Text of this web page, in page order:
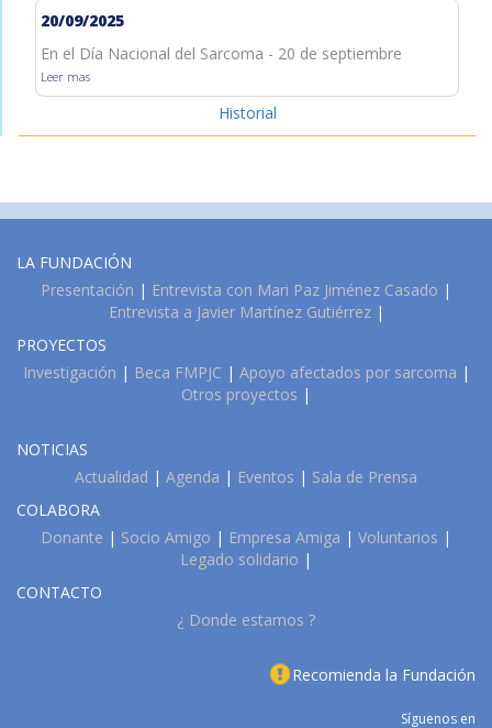
20/09/2025
En el Día Nacional del Sarcoma - 20 de septiembre
Leer mas
Historial
LA FUNDACIÓN
Presentación | Entrevista con Mari Paz Jiménez Casado |
Entrevista a Javier Martínez Gutiérrez|
PROYECTOS
Investigación | Beca FMPJC | Apoyo afectados por sarcoma |
Otros proyectos |
NOTICIAS
Actualidad | Agenda | Eventos | Sala de Prensa
COLABORA
Donante | Socio Amigo | Empresa Amiga | Voluntarios |
Legado solidario |
CONTACTO
¿ Donde estamos ?
Recomienda la Fundación
Síguenos en